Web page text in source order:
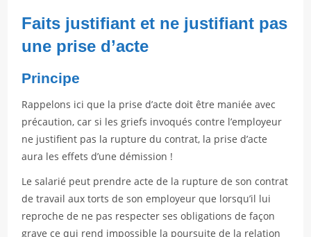
Faits justifiant et ne justifiant pas
une prise d’acte
Principe
Rappelons ici que la prise d’acte doit être maniée avec
précaution, car si les griefs invoqués contre l’employeur
ne justifient pas la rupture du contrat, la prise d’acte
aura les effets d’une démission !
Le salarié peut prendre acte de la rupture de son contrat
de travail aux torts de son employeur que lorsqu’il lui
reproche de ne pas respecter ses obligations de façon
grave ce qui rend impossible la poursuite de la relation